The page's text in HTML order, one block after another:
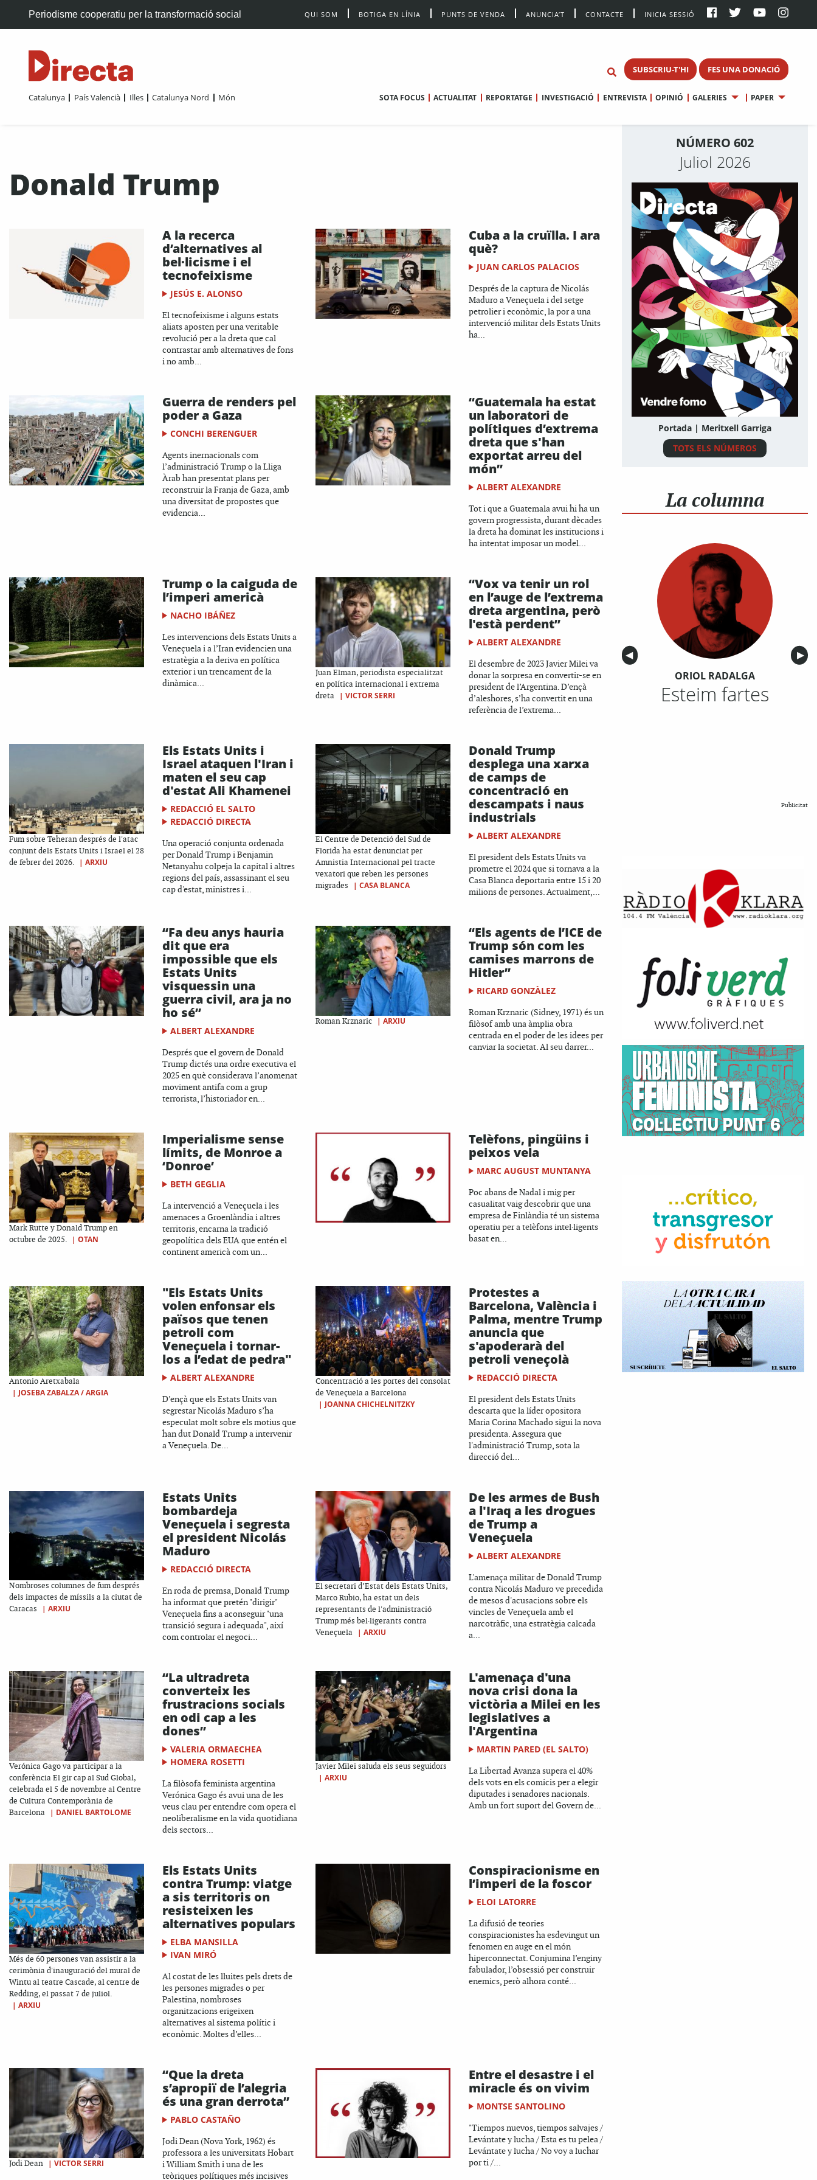
Periodisme cooperatiu per la transformació social QUI SOM BOTIGA EN LÍNIA PUNTS DE VENDA ANUNCIA’T CONTACTE INICIA SESSIÓ
SUBSCRIU-T'HI FES UNA DONACIÓ
Catalunya País Valencià Illes Catalunya Nord Món SOTA FOCUS ACTUALITAT REPORTATGE INVESTIGACIÓ ENTREVISTA OPINIÓ GALERIES PAPER
Donald Trump
A la recerca
d’alternatives al
bel·licisme i el
tecnofeixisme
JESÚS E. ALONSO
El tecnofeixisme i alguns estats
aliats aposten per una veritable
revolució per a la dreta que cal
contrastar amb alternatives de fons
i no amb...
Cuba a la cruïlla. I ara
què?
JUAN CARLOS PALACIOS
Després de la captura de Nicolás
Maduro a Veneçuela i del setge
petrolier i econòmic, la por a una
intervenció militar dels Estats Units
ha...
Guerra de renders pel
poder a Gaza
CONCHI BERENGUER
Agents inernacionals com
l’administració Trump o la Lliga
Àrab han presentat plans per
reconstruir la Franja de Gaza, amb
una diversitat de propostes que
evidencia...
“Guatemala ha estat
un laboratori de
polítiques d’extrema
dreta que s'han
exportat arreu del
món”
ALBERT ALEXANDRE
Tot i que a Guatemala avui hi ha un
govern progressista, durant dècades
la dreta ha dominat les institucions i
ha intentat imposar un model...
Trump o la caiguda de
l’imperi americà
NACHO IBÁÑEZ
Les intervencions dels Estats Units a
Veneçuela i a l’Iran evidencien una
estratègia a la deriva en política
exterior i un trencament de la
dinàmica...
Juan Elman, periodista especialitzat
en política internacional i extrema
dreta
| VICTOR SERRI
“Vox va tenir un rol
en l’auge de l’extrema
dreta argentina, però
l'està perdent”
ALBERT ALEXANDRE
El desembre de 2023 Javier Milei va
donar la sorpresa en convertir-se en
president de l’Argentina. D’ençà
d’aleshores, s’ha convertit en una
referència de l’extrema...
Fum sobre Teheran després de l'atac
conjunt dels Estats Units i Israel el 28
de febrer del 2026.
| ARXIU
Els Estats Units i
Israel ataquen l'Iran i
maten el seu cap
d'estat Ali Khamenei
REDACCIÓ EL SALTO
REDACCIÓ DIRECTA
Una operació conjunta ordenada
per Donald Trump i Benjamin
Netanyahu colpeja la capital i altres
regions del país, assassinant el seu
cap d'estat, ministres i...
El Centre de Detenció del Sud de
Florida ha estat denunciat per
Amnistia Internacional pel tracte
vexatori que reben les persones
migrades
| CASA BLANCA
Donald Trump
desplega una xarxa
de camps de
concentració en
descampats i naus
industrials
ALBERT ALEXANDRE
El president dels Estats Units va
prometre el 2024 que si tornava a la
Casa Blanca deportaria entre 15 i 20
milions de persones. Actualment,...
“Fa deu anys hauria
dit que era
impossible que els
Estats Units
visquessin una
guerra civil, ara ja no
ho sé”
ALBERT ALEXANDRE
Després que el govern de Donald
Trump dictés una ordre executiva el
2025 en què considerava l’anomenat
moviment antifa com a grup
terrorista, l’historiador en...
Roman Krznaric | ARXIU
“Els agents de l’ICE de
Trump són com les
camises marrons de
Hitler”
RICARD GONZÀLEZ
Roman Krznaric (Sidney, 1971) és un
filòsof amb una àmplia obra
centrada en el poder de les idees per
canviar la societat. Al seu darrer...
Mark Rutte y Donald Trump en
octubre de 2025.
| OTAN
Imperialisme sense
límits, de Monroe a
‘Donroe’
BETH GEGLIA
La intervenció a Veneçuela i les
amenaces a Groenlàndia i altres
territoris, encarna la tradició
geopolítica dels EUA que entén el
continent americà com un...
Telèfons, pingüins i
peixos vela
MARC AUGUST MUNTANYA
Poc abans de Nadal i mig per
casualitat vaig descobrir que una
empresa de Finlàndia té un sistema
operatiu per a telèfons intel·ligents
basat en...
Antonio Aretxabala
| JOSEBA ZABALZA / ARGIA
"Els Estats Units
volen enfonsar els
països que tenen
petroli com
Veneçuela i tornar-
los a l’edat de pedra"
ALBERT ALEXANDRE
D’ençà que els Estats Units van
segrestar Nicolás Maduro s’ha
especulat molt sobre els motius que
han dut Donald Trump a intervenir
a Veneçuela. De...
Concentració a les portes del consolat
de Veneçuela a Barcelona
| JOANNA CHICHELNITZKY
Protestes a
Barcelona, València i
Palma, mentre Trump
anuncia que
s'apoderarà del
petroli veneçolà
REDACCIÓ DIRECTA
El president dels Estats Units
descarta que la líder opositora
Maria Corina Machado sigui la nova
presidenta. Assegura que
l'administració Trump, sota la
direcció del...
Nombroses columnes de fum després
dels impactes de míssils a la ciutat de
Caracas
| ARXIU
Estats Units
bombardeja
Veneçuela i segresta
el president Nicolás
Maduro
REDACCIÓ DIRECTA
En roda de premsa, Donald Trump
ha informat que pretén "dirigir"
Veneçuela fins a aconseguir "una
transició segura i adequada", així
com controlar el negoci...
El secretari d’Estat dels Estats Units,
Marco Rubio, ha estat un dels
representants de l'administració
Trump més bel·ligerants contra
Veneçuela
| ARXIU
De les armes de Bush
a l'Iraq a les drogues
de Trump a
Veneçuela
ALBERT ALEXANDRE
L'amenaça militar de Donald Trump
contra Nicolás Maduro ve precedida
de mesos d'acusacions sobre els
vincles de Veneçuela amb el
narcotràfic, una estratègia calcada
a...
Verónica Gago va participar a la
conferència El gir cap al Sud Global,
celebrada el 5 de novembre al Centre
de Cultura Contemporània de
Barcelona
| DANIEL BARTOLOME
“La ultradreta
converteix les
frustracions socials
en odi cap a les
dones”
VALERIA ORMAECHEA
HOMERA ROSETTI
La filòsofa feminista argentina
Verónica Gago és avui una de les
veus clau per entendre com opera el
neoliberalisme en la vida quotidiana
dels sectors...
Javier Milei saluda els seus seguidors
| ARXIU
L'amenaça d'una
nova crisi dona la
victòria a Milei en les
legislatives a
l'Argentina
MARTIN PARED (EL SALTO)
La Libertad Avanza supera el 40%
dels vots en els comicis per a elegir
diputades i senadores nacionals.
Amb un fort suport del Govern de...
Més de 60 persones van assistir a la
cerimònia d'inauguració del mural de
Wintu al teatre Cascade, al centre de
Redding, el passat 7 de juliol.
| ARXIU
Els Estats Units
contra Trump: viatge
a sis territoris on
resisteixen les
alternatives populars
ELBA MANSILLA
IVAN MIRÓ
Al costat de les lluites pels drets de
les persones migrades o per
Palestina, nombroses
organitzacions erigeixen
alternatives al sistema polític i
econòmic. Moltes d’elles...
Conspiracionisme en
l’imperi de la foscor
ELOI LATORRE
La difusió de teories
conspiracionistes ha esdevingut un
fenomen en auge en el món
hiperconnectat. Conjumina l’enginy
fabulador, l’obsessió per construir
enemics, però alhora conté...
Jodi Dean | VICTOR SERRI
“Que la dreta
s’apropiï de l’alegria
és una gran derrota”
PABLO CASTAÑO
Jodi Dean (Nova York, 1962) és
professora a les universitats Hobart
i William Smith i una de les
teòriques polítiques més incisives
Entre el desastre i el
miracle és on vivim
MONTSE SANTOLINO
"Tiempos nuevos, tiempos salvajes /
Levántate y lucha / Esta es tu pelea /
Levántate y lucha / No voy a luchar
por ti /...
NÚMERO 602
Juliol 2026
Portada | Meritxell Garriga
TOTS ELS NÚMEROS
La columna
Anterior
◀︎ ▶︎
ORIOL RADALGA
Esteim fartes
Publicitat